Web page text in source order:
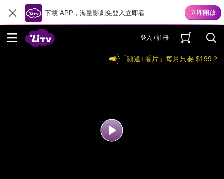
下載 APP，海量影劇免登入立即看
登入 / 註冊
「頻道+看片」每月只要 $199？